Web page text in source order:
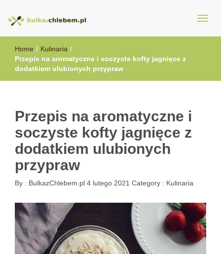
BulkazChlebem.pl
Home / Kulinaria /
Przepis na aromatyczne i soczyste kofty jagnięce z
dodatkiem ulubionych przypraw
Przepis na aromatyczne i
soczyste kofty jagnięce z
dodatkiem ulubionych
przypraw
By : BulkazChlebem.pl 4 lutego 2021 Category : Kulinaria